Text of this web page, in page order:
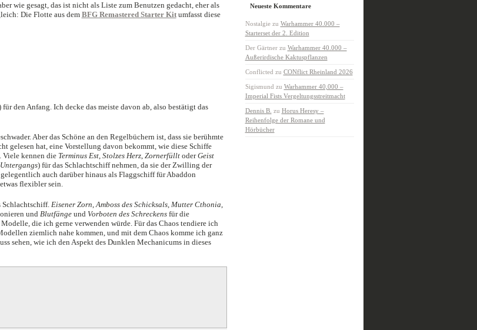
wie gesagt, das ist nicht als Liste zum Benutzen gedacht, eher als
Die Flotte aus demBFG Remastered Starter Kitumfasst diese
den Anfang. Ich decke das meiste davon ab, also bestätigt das
Aber das Schöne an den Regelbüchern ist, dass sie berühmte
gelesen hat, eine Vorstellung davon bekommt, wie diese Schiffe
Viele kennen die Terminus Est, Stolzes Herz, ZornerfülltoderGeist
) für das Schlachtschiff nehmen, da sie der Zwilling der
auch darüber hinaus als Flaggschiff für Abaddon
flexibler sein.
Schlachtschiff. Eisener Zorn,Amboss des Schicksals, Mutter Cthonia,
undBlutfängeund Vorboten des Schreckensfür die
die ich gerne verwenden würde. Für das Chaos tendiere ich
ziemlich nahe kommen, und mit dem Chaos komme ich ganz
sehen, wie ich den Aspekt des Dunklen Mechanicums in dieses
Neueste Kommentare
Nostalgiezu Warhammer 40.000 –
Starterset der 2. Edition
Der Gärtnerzu Warhammer 40.000 –
Außerirdische Kaktuspflanzen
Conflicted zu CONflict Rheinland 2026
Sigismund zu Warhammer 40,000 –
Imperial Fists Vergeltungsstreitmacht
Dennis B. zu Horus Heresy –
Reihenfolge der Romane und
Hörbücher